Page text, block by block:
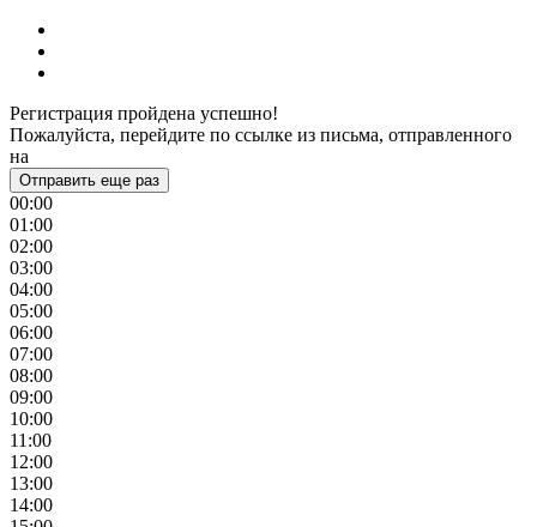
Регистрация пройдена успешно!
Пожалуйста, перейдите по ссылке из письма, отправленного
на
Отправить еще раз
00:00
01:00
02:00
03:00
04:00
05:00
06:00
07:00
08:00
09:00
10:00
11:00
12:00
13:00
14:00